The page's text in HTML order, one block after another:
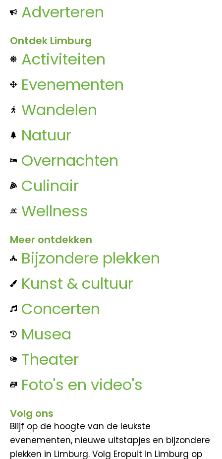
Adverteren
Ontdek Limburg
Activiteiten
Evenementen
Wandelen
Natuur
Overnachten
Culinair
Wellness
Meer ontdekken
Bijzondere plekken
Kunst & cultuur
Concerten
Musea
Theater
Foto's en video's
Volg ons
Blijf op de hoogte van de leukste
evenementen, nieuwe uitstapjes en bijzondere
plekken in Limburg. Volg Eropuit in Limburg op